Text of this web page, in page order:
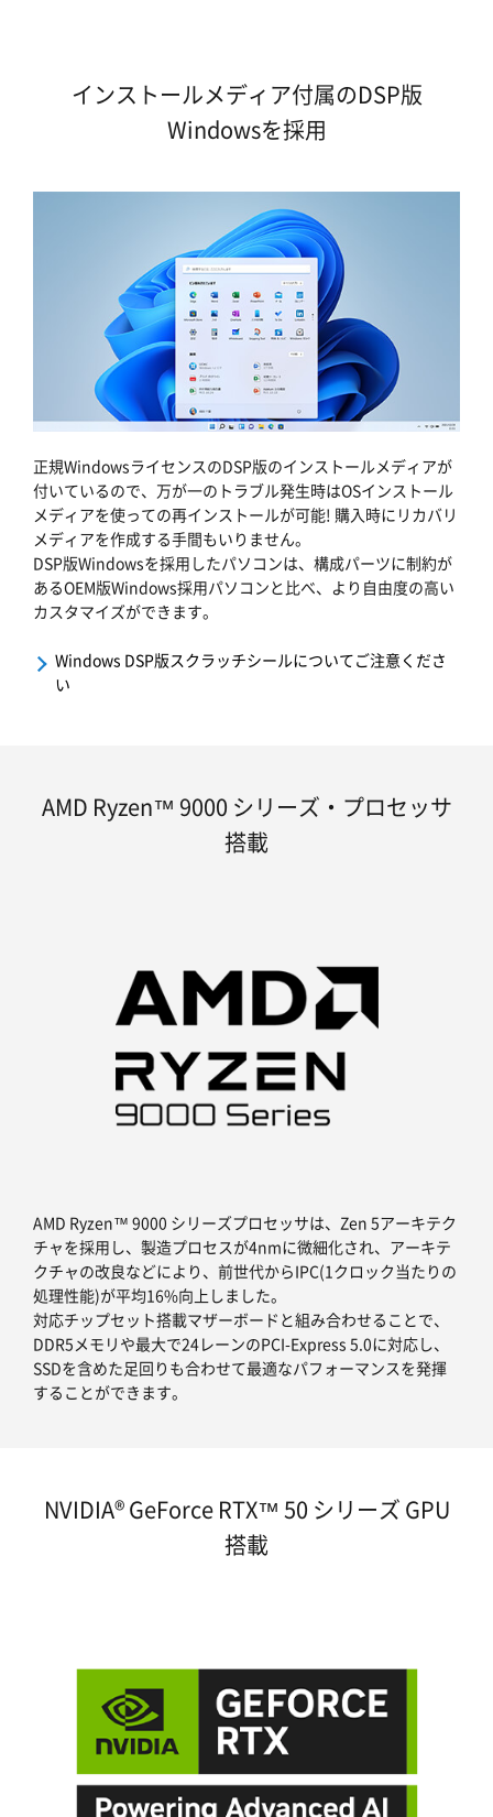
インストールメディア付属のDSP版
Windowsを採用
正規WindowsライセンスのDSP版のインストールメディアが
付いているので、万が一のトラブル発生時はOSインストール
メディアを使っての再インストールが可能! 購入時にリカバリ
メディアを作成する手間もいりません。
DSP版Windowsを採用したパソコンは、構成パーツに制約が
あるOEM版Windows採用パソコンと比べ、より自由度の高い
カスタマイズができます。
Windows DSP版スクラッチシールについてご注意くださ
い
AMD Ryzen™ 9000 シリーズ・プロセッサ
搭載
AMD Ryzen™ 9000 シリーズプロセッサは、Zen 5アーキテク
チャを採用し、製造プロセスが4nmに微細化され、アーキテ
クチャの改良などにより、前世代からIPC(1クロック当たりの
処理性能)が平均16%向上しました。
対応チップセット搭載マザーボードと組み合わせることで、
DDR5メモリや最大で24レーンのPCI-Express 5.0に対応し、
SSDを含めた足回りも合わせて最適なパフォーマンスを発揮
することができます。
NVIDIA® GeForce RTX™ 50 シリーズ GPU
搭載